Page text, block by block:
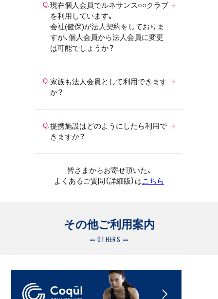
現在個人会員でルネサンス○○クラブ
を利用しています。
会社(健保)が法人契約をしておりま
すが、個人会員から法人会員に変更
は可能でしょうか？
家族も法人会員として利用できます
か？
提携施設はどのようにしたら利用で
きますか？
皆さまからお寄せ頂いた、
よくあるご質問（詳細版）はこちら
その他ご利用案内
OTHERS